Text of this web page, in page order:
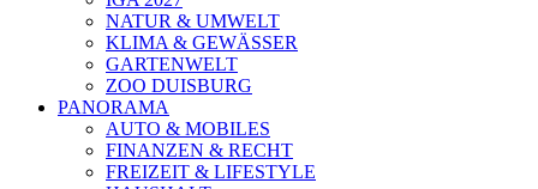
NATUR & UMWELT
KLIMA & GEWÄSSER
GARTENWELT
ZOO DUISBURG
PANORAMA
AUTO & MOBILES
FINANZEN & RECHT
FREIZEIT & LIFESTYLE